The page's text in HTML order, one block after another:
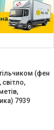
(фен
світло,
7939